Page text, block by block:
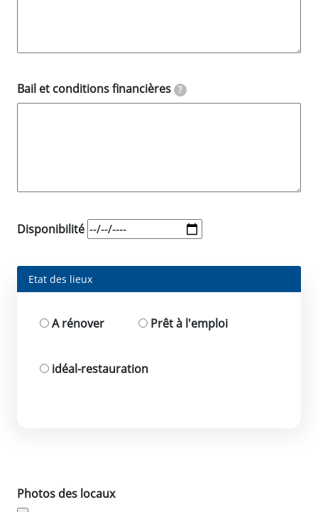
Bail et conditions financières ?
Disponibilité
Etat des lieux
A rénover Prêt à l'emploi
idéal-restauration
Photos des locaux